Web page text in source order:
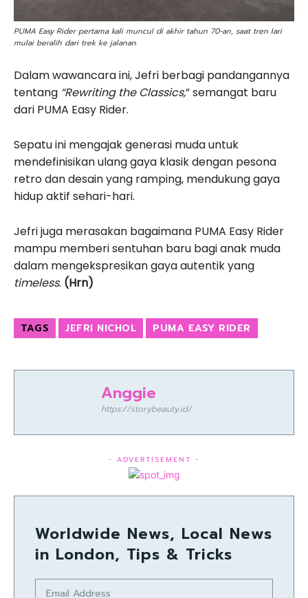
PUMA Easy Rider pertama kali muncul di akhir tahun 70-an, saat tren lari
mulai beralih dari trek ke jalanan.
Dalam wawancara ini, Jefri berbagi pandangannya
tentang “Rewriting the Classics,” semangat baru
dari PUMA Easy Rider.
Sepatu ini mengajak generasi muda untuk
mendefinisikan ulang gaya klasik dengan pesona
retro dan desain yang ramping, mendukung gaya
hidup aktif sehari-hari.
Jefri juga merasakan bagaimana PUMA Easy Rider
mampu memberi sentuhan baru bagi anak muda
dalam mengekspresikan gaya autentik yang
timeless. (Hrn)
TAGS JEFRI NICHOL PUMA EASY RIDER
Anggie
https://storybeauty.id/
- ADVERTISEMENT -
Worldwide News, Local News
in London, Tips & Tricks